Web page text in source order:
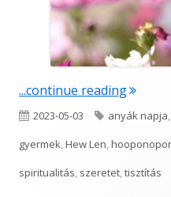
...continue reading"Anyák
Published
on
2023-05-03 Tags
anyák napja,
gyermek,Hew Len,
spiritualitás, szeretet,tisztítás